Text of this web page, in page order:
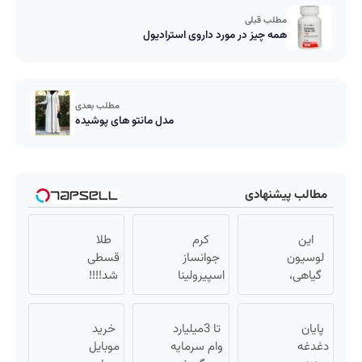
مطلب قبلی
همه چیز در مورد داروی استرادیول
مطلب بعدی
مدل مانتو های پوشیده
مطالب پیشنهادی
این
لوسیون
گیاهی،
جوری
پوستت
رو
کرم
جوانساز
اسپیرولینا
طلا
قسطی
شد!!!!
💰🔥
پایان
دغدغه
تا 3میلیارد
وام سرمایه
خرید
موبایل